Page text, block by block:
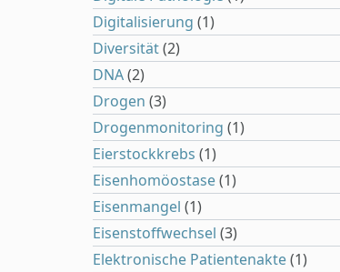
Digitalisierung (1)
Diversität(2)
DNA(2)
Drogen (3)
Drogenmonitoring (1)
Eierstockkrebs (1)
Eisenhomöostase(1)
Eisenmangel (1)
Eisenstoffwechsel (3)
Elektronische Patientenakte(1)